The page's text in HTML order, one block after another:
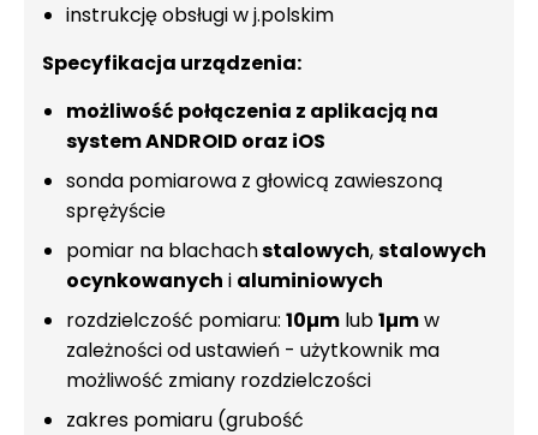
instrukcję obsługi w j.polskim
Specyfikacja urządzenia:
możliwość połączenia z aplikacją na
system ANDROID oraz iOS
sonda pomiarowa z głowicą zawieszoną
sprężyście
pomiar na blachachstalowych,stalowych
ocynkowanych i aluminiowych
rozdzielczość pomiaru: 10µm lub1µmw
zależności od ustawień - użytkownik ma
możliwość zmiany rozdzielczości
zakres pomiaru (grubość